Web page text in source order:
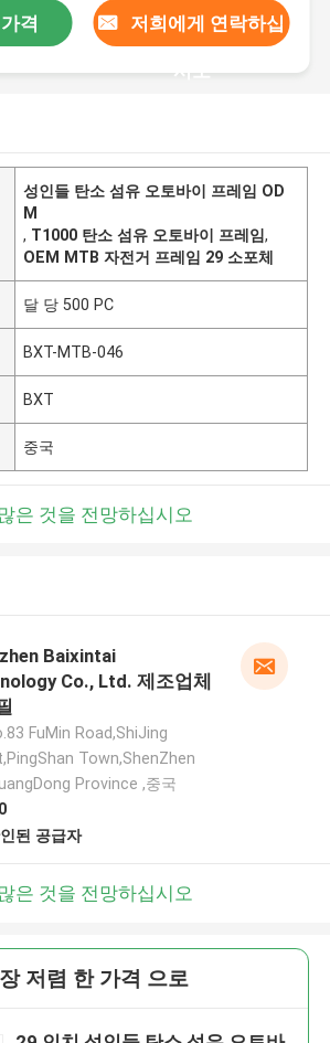
격 저희에게 연락하십
시오
성인들 탄소 섬유 오토바이 프레임 OD
M
, T1000 탄소 섬유 오토바이 프레임,
OEM MTB 자전거 프레임 29 소포체
달 당 500 PC
BXT-MTB-046
BXT
중국
은 것을 전망하십시오
Baixintai
Co., Ltd. 제조업체
FuMin Road,ShiJing
Town,ShenZhen
Province ,중국
된 공급자
은 것을 전망하십시오
저렴 한 가격 으로